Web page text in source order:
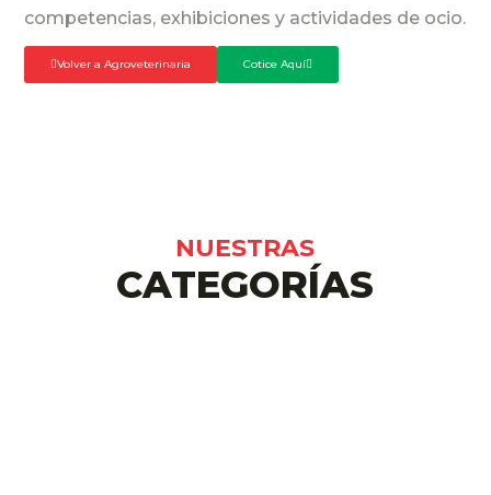
competencias, exhibiciones y actividades de ocio.
Volver a Agroveterinaria Cotice Aquí
NUESTRAS
CATEGORÍAS